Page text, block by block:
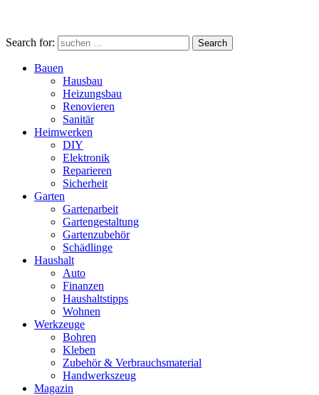
Search for: Search
Bauen
Hausbau
Heizungsbau
Renovieren
Sanitär
Heimwerken
DIY
Elektronik
Reparieren
Sicherheit
Garten
Gartenarbeit
Gartengestaltung
Gartenzubehör
Schädlinge
Haushalt
Auto
Finanzen
Haushaltstipps
Wohnen
Werkzeuge
Bohren
Kleben
Zubehör & Verbrauchsmaterial
Handwerkszeug
Magazin